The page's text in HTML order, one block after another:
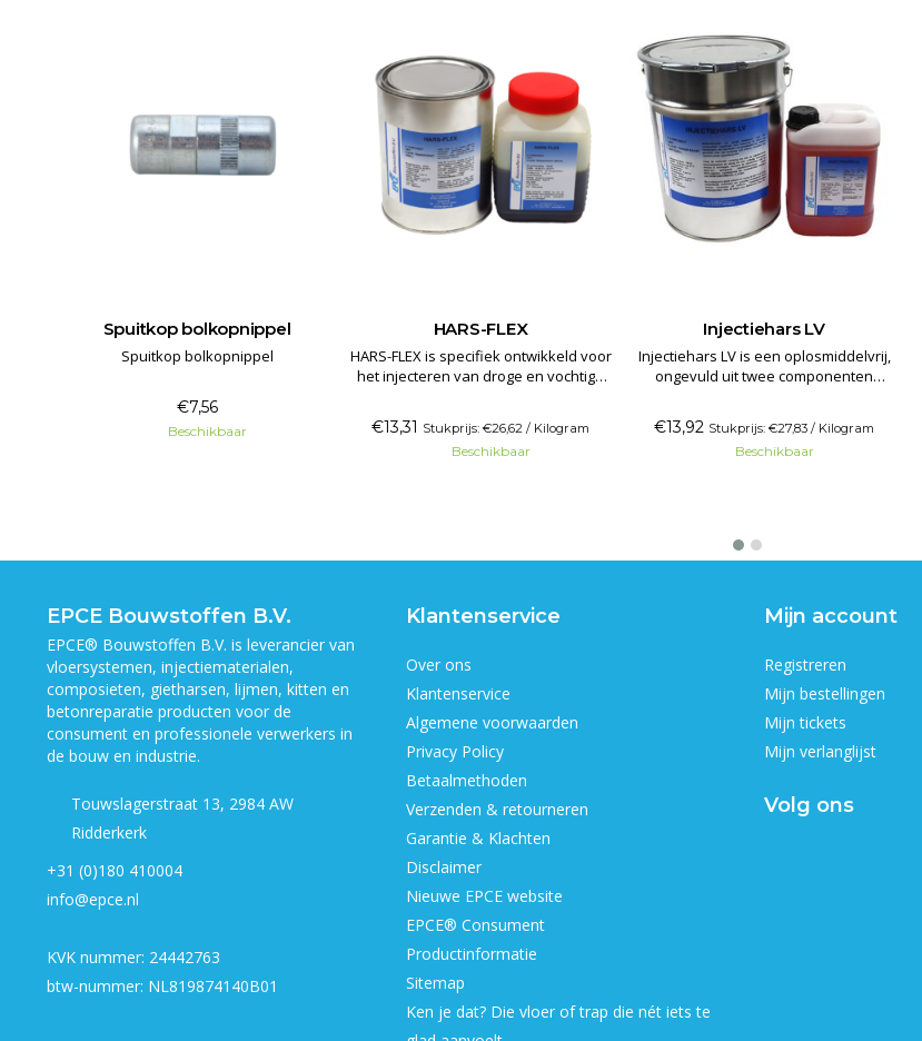
Spuitkop bolkopnippel
Spuitkop bolkopnippel
€7,56
Beschikbaar
HARS-FLEX
HARS-FLEX is specifiek ontwikkeld voor
het injecteren van droge en vochtige
lichte zettingen. De verkregen
afdichting is elastisch en staat
beweging tot 10% van de
€13,31 Stukprijs: €26,62 / Kilogram
Beschikbaar
Injectiehars LV
Injectiehars LV is een oplosmiddelvrij,
ongevuld uit twee componenten
laag viskeuze gemodificeerde
epoxyharsen.
€13,92 Stukprijs: €27,83 / Kilogram
Beschikbaar
EPCE Bouwstoffen B.V.
EPCE® Bouwstoffen B.V. is leverancier van
vloersystemen, injectiematerialen,
composieten, gietharsen, lijmen, kitten en
betonreparatie producten voor de
consument en professionele verwerkers in
de bouw en industrie.
Touwslagerstraat 13, 2984 AW
Ridderkerk
+31 (0)180 410004
info@epce.nl
KVK nummer: 24442763
btw-nummer: NL819874140B01
Klantenservice
Over ons
Klantenservice
Algemene voorwaarden
Privacy Policy
Betaalmethoden
Verzenden & retourneren
Garantie & Klachten
Disclaimer
Nieuwe EPCE website
EPCE® Consument
Productinformatie
Sitemap
Ken je dat? Die vloer of trap die nét iets te
Mijn account
Registreren
Mijn bestellingen
Mijn tickets
Mijn verlanglijst
Volg ons